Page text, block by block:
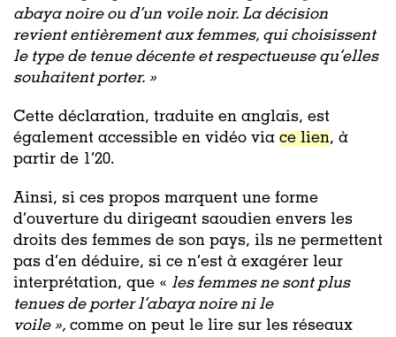
abaya noire ou d’un voile noir. La décision
revient entièrement aux femmes, qui choisissent
le type de tenue décente et respectueuse qu’elles
souhaitent porter. »
Cette déclaration, traduite en anglais, est
également accessible en vidéo via ce lien, à
partir de 1’20.
Ainsi, si ces propos marquent une forme
d’ouverture du dirigeant saoudien envers les
droits des femmes de son pays, ils ne permettent
pas d’en déduire, si ce n’est à exagérer leur
interprétation, que « les femmes ne sont plus
tenues de porter l’abaya noire ni le
voile », comme on peut le lire sur les réseaux